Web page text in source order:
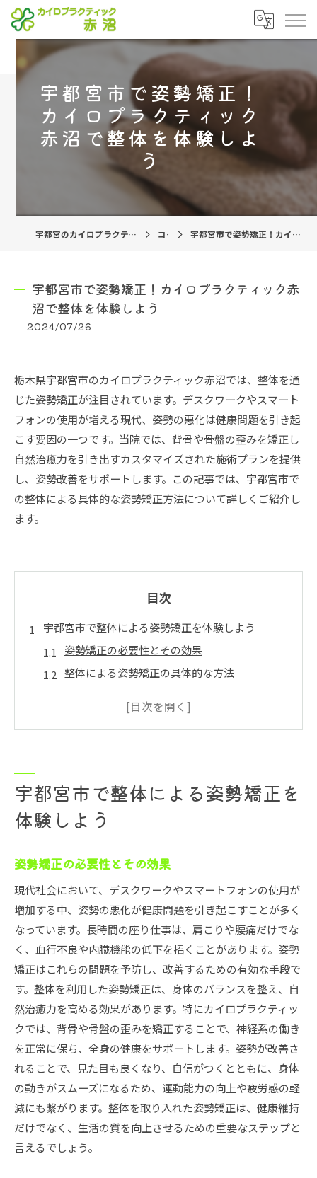
宇都宮市で姿勢矯正！
カイロプラクティック
赤沼で整体を体験しよ
う
宇都宮のカイロプラクティックならカイロプラクティック赤沼 コラム 宇都宮市で姿勢矯正！カイロプラクティック赤沼で整体を体験しよう
宇都宮市で姿勢矯正！カイロプラクティック赤
沼で整体を体験しよう
2024/07/26
栃木県宇都宮市のカイロプラクティック赤沼では、整体を通
じた姿勢矯正が注目されています。デスクワークやスマート
フォンの使用が増える現代、姿勢の悪化は健康問題を引き起
こす要因の一つです。当院では、背骨や骨盤の歪みを矯正し
自然治癒力を引き出すカスタマイズされた施術プランを提供
し、姿勢改善をサポートします。この記事では、宇都宮市で
の整体による具体的な姿勢矯正方法について詳しくご紹介し
ます。
目次
宇都宮市で整体による姿勢矯正を体験しよう
姿勢矯正の必要性とその効果
整体による姿勢矯正の具体的な方法
姿勢矯正をサポートする日常生活の工夫
現代の健康問題解決に整体が効果的な理由
整体が現代人に選ばれる理由
現代のライフスタイルに合わせた整体施術
整体施術後の健康維持方法
デスクワークによる姿勢悪化を整体で改善する方法
デスクワークが姿勢に与える影響
整体施術で改善できる姿勢の種類
宇都宮市でのデスクワーカー向け整体施術
オフィスでできる簡単な姿勢改善エクササイズ
整体と併用することで効果を高めるストレッチ
デスクワークの合間にできる姿勢矯正法
宇都宮市で人気の整体院カイロプラクティック赤沼
の実力
カイロプラクティック赤沼の特徴
宇都宮市で整体による姿勢矯正を
体験しよう
姿勢矯正の必要性とその効果
現代社会において、デスクワークやスマートフォンの使用が
増加する中、姿勢の悪化が健康問題を引き起こすことが多く
なっています。長時間の座り仕事は、肩こりや腰痛だけでな
く、血行不良や内臓機能の低下を招くことがあります。姿勢
矯正はこれらの問題を予防し、改善するための有効な手段で
す。整体を利用した姿勢矯正は、身体のバランスを整え、自
然治癒力を高める効果があります。特にカイロプラクティッ
クでは、背骨や骨盤の歪みを矯正することで、神経系の働き
を正常に保ち、全身の健康をサポートします。姿勢が改善さ
れることで、見た目も良くなり、自信がつくとともに、身体
の動きがスムーズになるため、運動能力の向上や疲労感の軽
減にも繋がります。整体を取り入れた姿勢矯正は、健康維持
だけでなく、生活の質を向上させるための重要なステップと
言えるでしょう。